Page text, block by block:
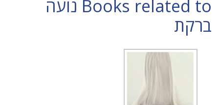
Books related to נועה
ברקת